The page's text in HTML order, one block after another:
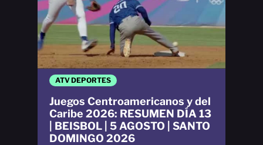
ATV DEPORTES
Juegos Centroamericanos y del
Caribe 2026: RESUMEN DÍA 13
| BEISBOL | 5 AGOSTO | SANTO
DOMINGO 2026